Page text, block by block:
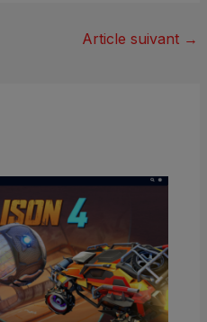
Article suivant →